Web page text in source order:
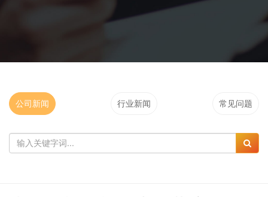
公司新闻 行业新闻 常见问题